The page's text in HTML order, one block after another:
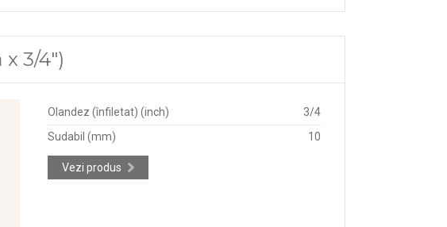
3/4")
Olandez (înfiletat) (inch)
3/4
Sudabil (mm)
10
Vezi produs